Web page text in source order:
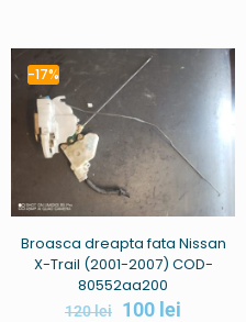
-17%
Broasca dreapta fata Nissan
X-Trail (2001-2007) COD-
80552aa200
120lei 100 lei